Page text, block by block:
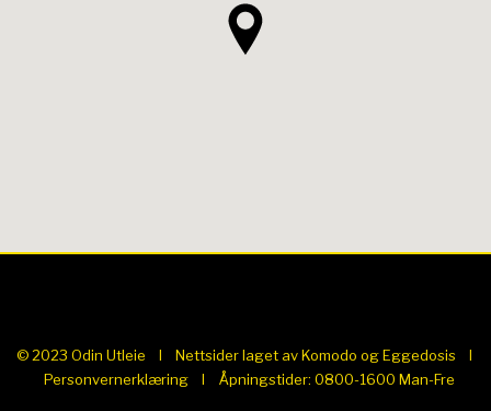
© 2023 Odin Utleie I Nettsider laget avKomodo ogEggedosis I
PersonvernerklæringI Åpningstider: 0800-1600 Man-Fre